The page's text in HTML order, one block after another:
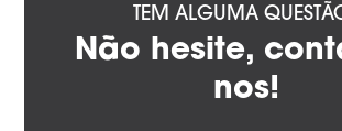
TEM ALGUMA
Não hesite,
nos!